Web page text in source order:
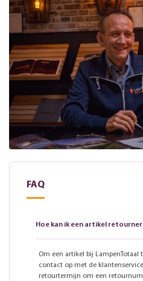
FAQ
Hoe kan ik een artikel
Om een artikel bij LampenTotaal
contact op met de
retourtermijn om een